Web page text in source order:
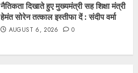
नैतिकता दिखाते हुए मुख्यमंत्री सह शिक्षा मंत्री
हेमंत सोरेन तत्काल इस्तीफा दें : संदीप वर्मा
AUGUST 6, 2026 0